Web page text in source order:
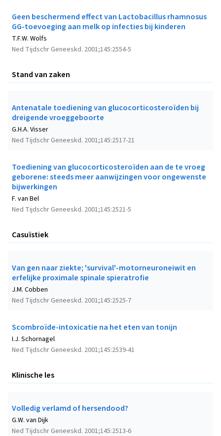
Geen beschermend effect van Lactobacillus rhamnosus
GG-toevoeging aan melk op infecties bij kinderen
Ned Tijdschr Geneeskd. 2001;145:2554-5
T.F.W. Wolfs
Stand van zaken
Antenatale toediening van glucocorticosteroïden bij
dreigende vroeggeboorte
Ned Tijdschr Geneeskd. 2001;145:2517-21
G.H.A. Visser
Toediening van glucocorticosteroïden aan de te vroeg
geborene: steeds meer aanwijzingen voor ongewenste
bijwerkingen
Ned Tijdschr Geneeskd. 2001;145:2521-5
F. van Bel
Casuïstiek
Van gen naar ziekte; 'survival'-motorneuroneiwit en
erfelijke proximale spinale spieratrofie
Ned Tijdschr Geneeskd. 2001;145:2525-7
J.M. Cobben
Scombroïde-intoxicatie na het eten van tonijn
Ned Tijdschr Geneeskd. 2001;145:2539-41
I.J. Schornagel
Klinische les
Volledig verlamd of hersendood?
Ned Tijdschr Geneeskd. 2001;145:2513-6
G.W. van Dijk